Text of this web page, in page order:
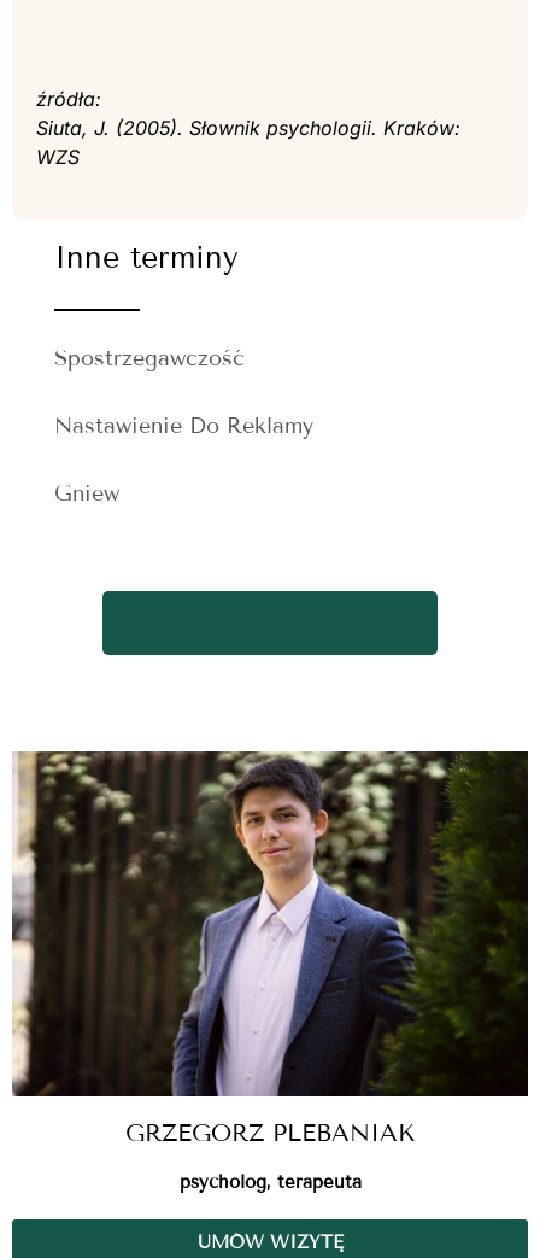
źródła:
Siuta, J. (2005). Słownik psychologii. Kraków:
WZS
Inne terminy
Spostrzegawczość
Nastawienie Do Reklamy
Gniew
GRZEGORZ PLEBANIAK
psycholog, terapeuta
UMÓW WIZYTĘ